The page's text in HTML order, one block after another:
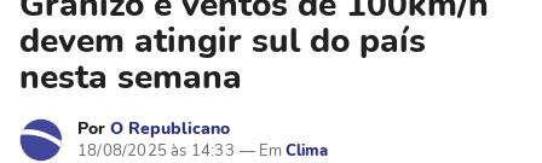
devem atingir sul do país
nesta semana
Por O Republicano
18/08/2025 às 14:33 Clima